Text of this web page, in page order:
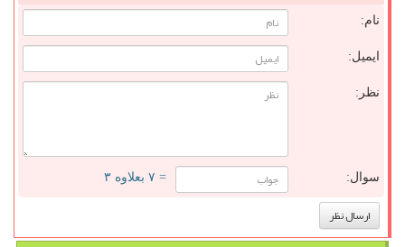
نام:
ایمیل:
نظر:
سوال: = ۷ بعلاوه ۳